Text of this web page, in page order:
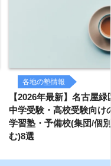
各地の塾情報
【2026年最新】名古屋
中学受験・高校受験向け
学習塾・予備校(集団/個
む)8選